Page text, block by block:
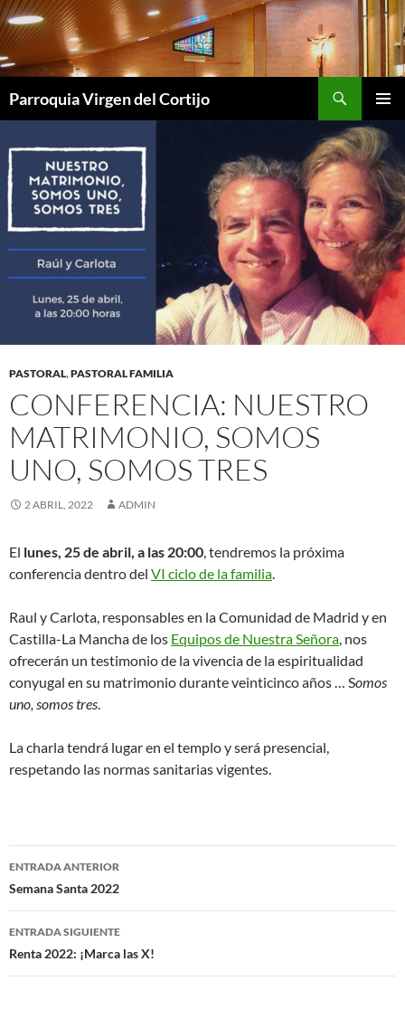
Saltar
al
contenido
Parroquia Virgen del Cortijo
MENÚ
PASTORAL,PASTORAL FAMILIA
CONFERENCIA: NUESTRO
MATRIMONIO, SOMOS
UNO, SOMOS TRES
2 ABRIL, 2022 ADMIN
El lunes, 25 de abril, a las 20:00, tendremos la próxima
conferencia dentro del VI ciclo de la familia.
Raul y Carlota, responsables en la Comunidad de Madrid y en
Castilla-La Mancha de los Equipos de Nuestra Señora, nos
ofrecerán un testimonio de la vivencia de la espiritualidad
conyugal en su matrimonio durante veinticinco años … Somos
uno, somos tres.
La charla tendrá lugar en el templo y será presencial,
respetando las normas sanitarias vigentes.
Navegación
de
entradas
ENTRADA ANTERIOR
Semana Santa 2022
ENTRADA SIGUIENTE
Renta 2022: ¡Marca las X!